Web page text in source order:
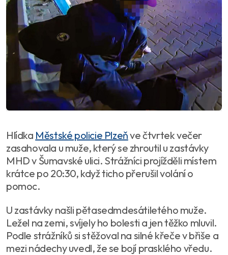
Hlídka Městské policie Plzeňve čtvrtek večer
zasahovala u muže, který se zhroutil u zastávky
MHD v Šumavské ulici. Strážníci projížděli místem
krátce po 20:30, když ticho přerušil volání o
pomoc.
U zastávky našli pětasedmdesátiletého muže.
Ležel na zemi, svíjely ho bolesti a jen těžko mluvil.
Podle strážníků si stěžoval na silné křeče v břiše a
mezi nádechy uvedl, že se bojí prasklého vředu.